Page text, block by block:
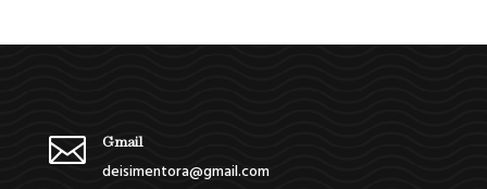
 Gmail
deisimentora@gmail.com